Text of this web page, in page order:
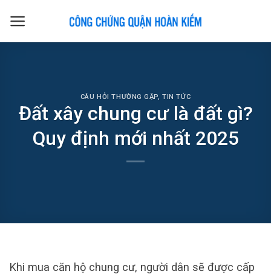
CÂU HỎI THƯỜNG GẶP,TIN TỨC
Đất xây chung cư là đất gì?
Quy định mới nhất 2025
Khi mua căn hộ chung cư, người dân sẽ được cấp